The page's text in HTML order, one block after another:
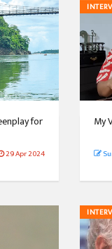
for
29 Apr 2024
My